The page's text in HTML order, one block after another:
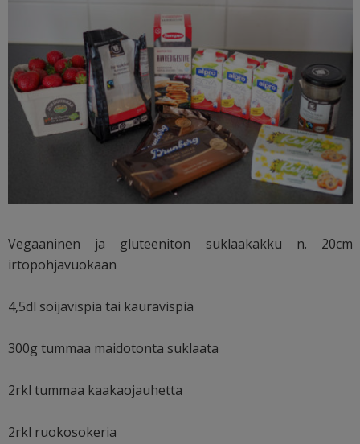
Vegaaninen ja gluteeniton suklaakakku n. 20cm
irtopohjavuokaan
4,5dl soijavispiä tai kauravispiä
300g tummaa maidotonta suklaata
2rkl tummaa kaakaojauhetta
2rkl ruokosokeria